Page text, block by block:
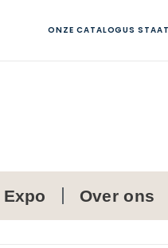
ONZE CATALOGUS
Expo Over ons